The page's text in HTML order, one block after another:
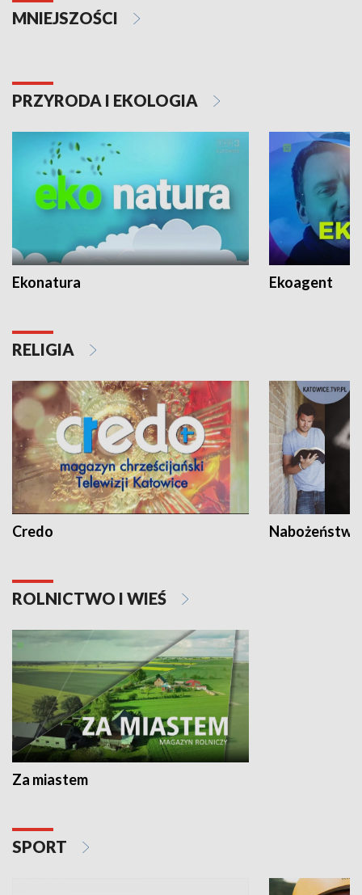
MNIEJSZOŚCI
PRZYRODA I EKOLOGIA
Ekonatura Ekoagent
RELIGIA
Credo
ROLNICTWO I WIEŚ
Za miastem
SPORT